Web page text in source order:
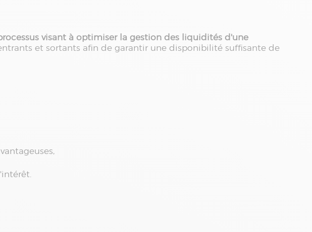
visant à optimiser la gestion des liquidités d'une
et sortants afin de garantir une disponibilité suffisante de